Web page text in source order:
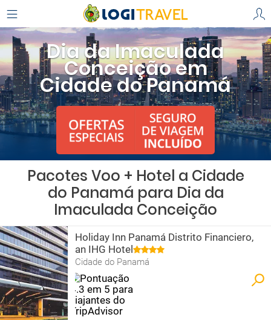
Dia da Imaculada
Conceição em
Cidade do Panamá
Pacotes Voo + Hotel a Cidade
do Panamá para Dia da
Imaculada Conceição
Holiday Inn Panamá Distrito Financiero,
an IHG Hotel
Cidade do Panamá